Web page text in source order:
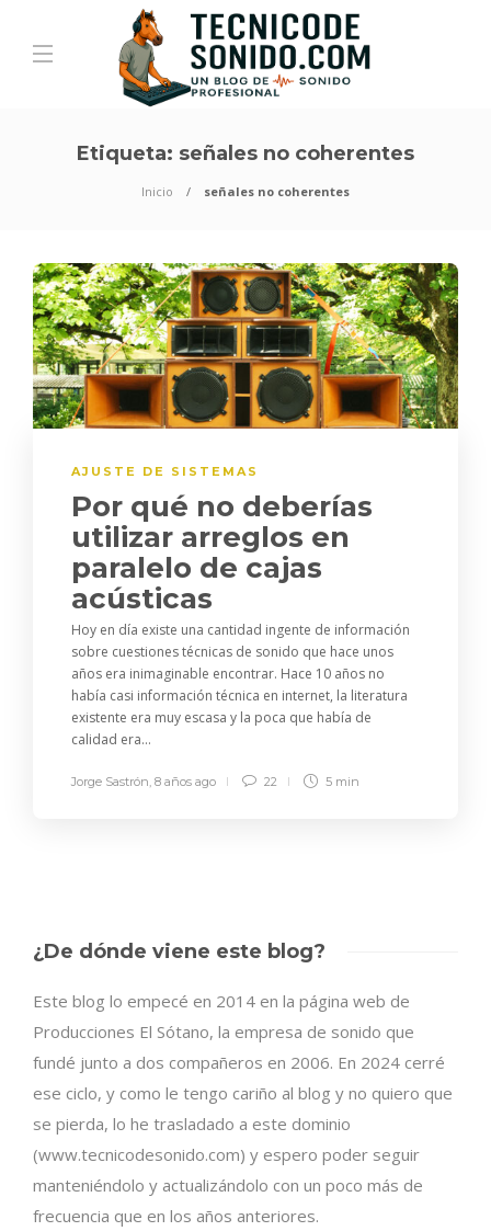
Etiqueta: señales no coherentes
Inicio señales no coherentes
AJUSTE DE SISTEMAS
Por qué no deberías
utilizar arreglos en
paralelo de cajas
acústicas
Hoy en día existe una cantidad ingente de información
sobre cuestiones técnicas de sonido que hace unos
años era inimaginable encontrar. Hace 10 años no
había casi información técnica en internet, la literatura
existente era muy escasa y la poca que había de
calidad era...
Jorge Sastrón, 8 años ago 22 5 min
¿De dónde viene este blog?
Este blog lo empecé en 2014 en la página web de
Producciones El Sótano, la empresa de sonido que
fundé junto a dos compañeros en 2006. En 2024 cerré
ese ciclo, y como le tengo cariño al blog y no quiero que
se pierda, lo he trasladado a este dominio
(www.tecnicodesonido.com) y espero poder seguir
manteniéndolo y actualizándolo con un poco más de
frecuencia que en los años anteriores.